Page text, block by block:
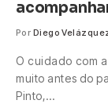
Por Diego
O cuidado com
muito antes do
Pinto,…